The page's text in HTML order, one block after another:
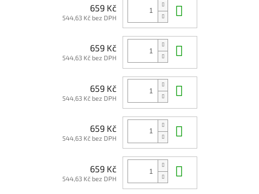
659 Kč
544,63 Kč bez DPH
659 Kč
544,63 Kč bez DPH
659 Kč
544,63 Kč bez DPH
659 Kč
544,63 Kč bez DPH
659 Kč
544,63 Kč bez DPH